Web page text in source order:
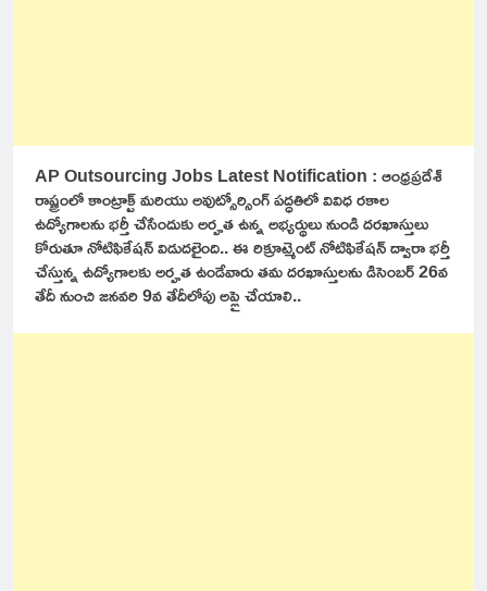
AP Outsourcing Jobs Latest Notification : ఆంధ్రప్రదేశ్
రాష్ట్రంలో కాంట్రాక్ట్ మరియు అవుట్సోర్సింగ్ పద్ధతిలో వివిధ రకాల
ఉద్యోగాలను భర్తీ చేసేందుకు అర్హత ఉన్న అభ్యర్థులు నుండి దరఖాస్తులు
కోరుతూ నోటిఫికేషన్ విడుదలైంది.. ఈ రిక్రూట్మెంట్ నోటిఫికేషన్ ద్వారా భర్తీ
చేస్తున్న ఉద్యోగాలకు అర్హత ఉండేవారు తమ దరఖాస్తులను డిసెంబర్ 26వ
తేదీ నుంచి జనవరి 9వ తేదీలోపు అప్లై చేయాలి..